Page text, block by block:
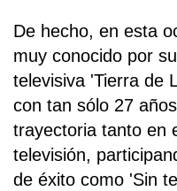
De hecho, en esta
muy conocido por
televisiva 'Tierra de
con tan sólo 27
trayectoria tanto en
televisión,
de éxito como 'Sin